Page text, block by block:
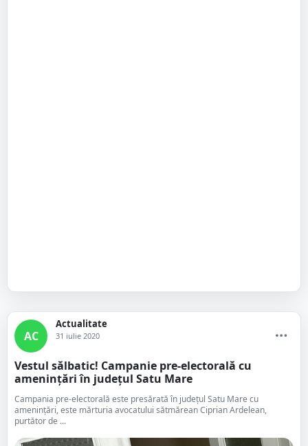
AC
Actualitate
31 iulie 2020
Vestul sălbatic! Campanie pre-electorală cu
amenințări în județul Satu Mare
Campania pre-electorală este presărată în județul Satu Mare cu
amenințări, este mărturia avocatului sătmărean Ciprian Ardelean,
purtător de ...